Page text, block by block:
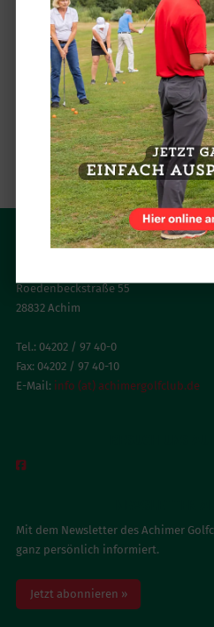
Turnierhighlight der Achimer
mit dem Faktor 2,5 für die
werden die Rangliste sicherlich noch
richtig durchschütteln und für weiter
Spannung sorgen.
zurück
Roedenbeckstraße 55
28832 Achim
Tel.: 04202 / 97 40-0
Fax: 04202 / 97 40-10
E-Mail: info (at) achimergolfclub.de

Mit dem Newsletter des Achimer
ganz persönlich informiert.
Jetzt abonnieren »